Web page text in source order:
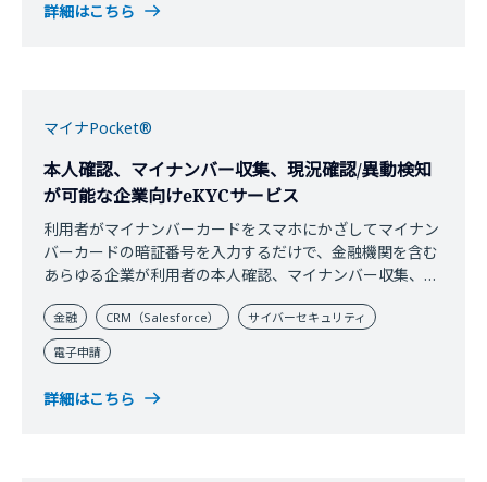
詳細はこちら
マイナPocket®
本人確認、マイナンバー収集、現況確認/異動検知
が可能な企業向けeKYCサービス
利用者がマイナンバーカードをスマホにかざしてマイナン
バーカードの暗証番号を入力するだけで、金融機関を含む
あらゆる企業が利用者の本人確認、マイナンバー収集、現
認は犯罪収益移転防止法に対応しており、金融機関の口座
開設や保険関連の各種手続き等にも使うことも可能です。
写真アップロード方式の本人確認と比べ、工程が少なく、
リアルタイムでの対応が可能です。
金融 CRM（Salesforce） サイバーセキュリティ
電子申請
詳細はこちら